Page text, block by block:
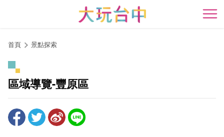
開
首頁 景點探索
區域導覽-豐原區